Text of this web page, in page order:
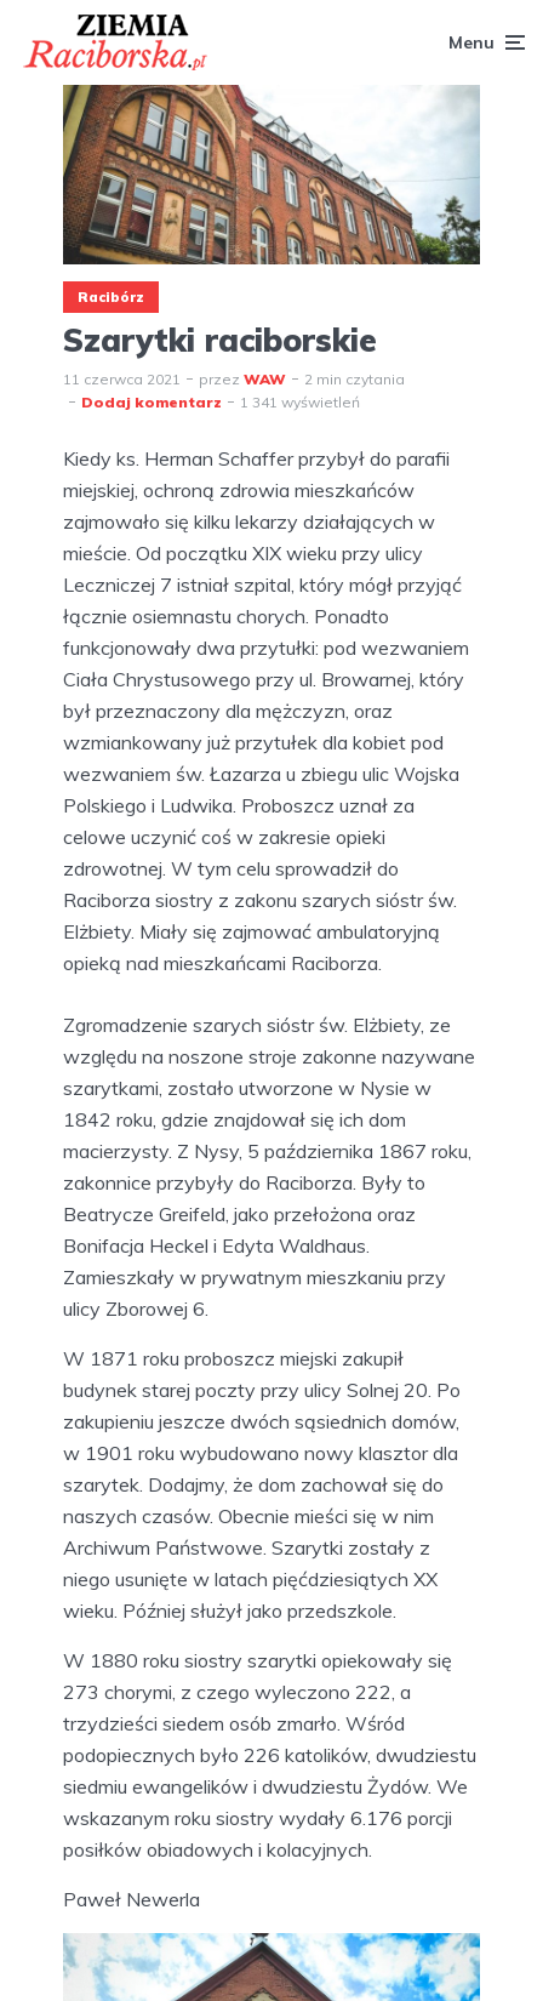
Menu
Racibórz
Szarytki raciborskie
11 czerwca 2021 przez WAW
2 min czytania
Dodaj komentarz
1 341 wyświetleń
Kiedy ks. Herman Schaffer przybył do parafii
miejskiej, ochroną zdrowia mieszkańców
zajmowało się kilku lekarzy działających w
mieście. Od początku XIX wieku przy ulicy
Leczniczej 7 istniał szpital, który mógł przyjąć
łącznie osiemnastu chorych. Ponadto
funkcjonowały dwa przytułki: pod wezwaniem
Ciała Chrystusowego przy ul. Browarnej, który
był przeznaczony dla mężczyzn, oraz
wzmiankowany już przytułek dla kobiet pod
wezwaniem św. Łazarza u zbiegu ulic Wojska
Polskiego i Ludwika. Proboszcz uznał za
celowe uczynić coś w zakresie opieki
zdrowotnej. W tym celu sprowadził do
Raciborza siostry z zakonu szarych sióstr św.
Elżbiety. Miały się zajmować ambulatoryjną
opieką nad mieszkańcami Raciborza.
Zgromadzenie szarych sióstr św. Elżbiety, ze
względu na noszone stroje zakonne nazywane
szarytkami, zostało utworzone w Nysie w
1842 roku, gdzie znajdował się ich dom
macierzysty. Z Nysy, 5 października 1867 roku,
zakonnice przybyły do Raciborza. Były to
Beatrycze Greifeld, jako przełożona oraz
Bonifacja Heckel i Edyta Waldhaus.
Zamieszkały w prywatnym mieszkaniu przy
ulicy Zborowej 6.
W 1871 roku proboszcz miejski zakupił
budynek starej poczty przy ulicy Solnej 20. Po
zakupieniu jeszcze dwóch sąsiednich domów,
w 1901 roku wybudowano nowy klasztor dla
szarytek. Dodajmy, że dom zachował się do
naszych czasów. Obecnie mieści się w nim
Archiwum Państwowe. Szarytki zostały z
niego usunięte w latach pięćdziesiątych XX
wieku. Później służył jako przedszkole.
W 1880 roku siostry szarytki opiekowały się
273 chorymi, z czego wyleczono 222, a
trzydzieści siedem osób zmarło. Wśród
podopiecznych było 226 katolików, dwudziestu
siedmiu ewangelików i dwudziestu Żydów. We
wskazanym roku siostry wydały 6.176 porcji
posiłków obiadowych i kolacyjnych.
Paweł Newerla